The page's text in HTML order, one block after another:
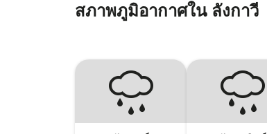
สภาพภูมิอากาศใน ลังกาวี